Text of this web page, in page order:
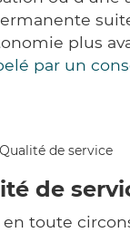
plus
par un
de
en toute